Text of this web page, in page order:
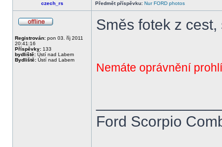
czech_rs Předmět příspěvku: Nur FORD photos
Registrován: pon 03. říj 2011
20:41:16
Příspěvky: 133
bydliště: Ústí nad Labem
Bydliště: Ústí nad Labem
Směs fotek z
Nemáte oprávnění
Ford Scorpio